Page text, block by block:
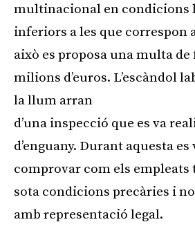
multinacional en condicions
inferiors a les que correspon
això es proposa una multa de
milions d’euros. L’escàndol
la llum arran
d’una inspecció que es va
d’enguany. Durant aquesta es
comprovar com els empleats
sota condicions precàries i
amb representació legal.